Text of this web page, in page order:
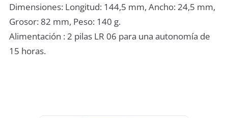
Dimensiones: Longitud: 144,5 mm, Ancho: 24,5 mm,
Grosor: 82 mm, Peso: 140 g.
Alimentación : 2 pilas LR 06 para una autonomía de
15 horas.